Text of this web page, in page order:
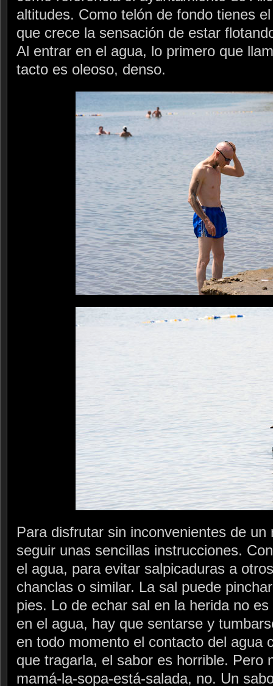
altitudes. Como telón de fondo tienes
que crece la sensación de estar
Al entrar en el agua, lo primero que
tacto es oleoso, denso.
Para disfrutar sin inconvenientes de un
seguir unas sencillas instrucciones.
el agua, para evitar salpicaduras a
chanclas o similar. La sal puede
pies. Lo de echar sal en la herida no
en el agua, hay que sentarse y
en todo momento el contacto del agua
que tragarla, el sabor es horrible. Pero
mamá-la-sopa-está-salada, no. Un